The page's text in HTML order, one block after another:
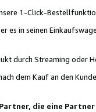
1-Click-
es in seinen
durch Streaming oder
dem Kauf an den
die eine